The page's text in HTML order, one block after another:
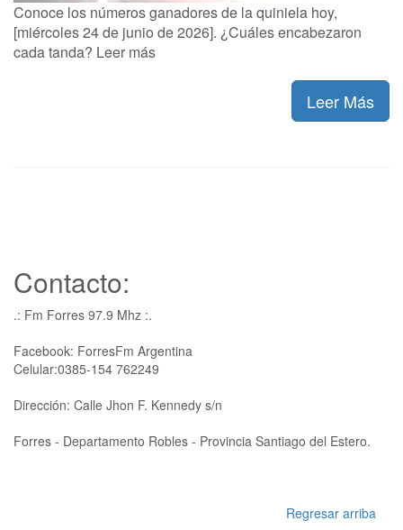
Conoce los números ganadores de la quiniela hoy,
[miércoles 24 de junio de 2026]. ¿Cuáles encabezaron
cada tanda? Leer más
Leer Más
Contacto:
.: Fm Forres 97.9 Mhz :.
Facebook: ForresFm Argentina
Celular:0385-154 762249
Dirección: Calle Jhon F. Kennedy s/n
Forres - Departamento Robles - Provincia Santiago del Estero.
Regresar arriba